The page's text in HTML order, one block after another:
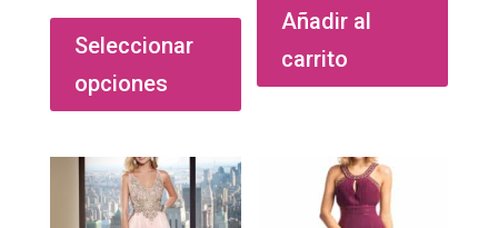
de 5
Seleccionar
opciones
opciones
se
original
335,00€.
Añadir al
carrito